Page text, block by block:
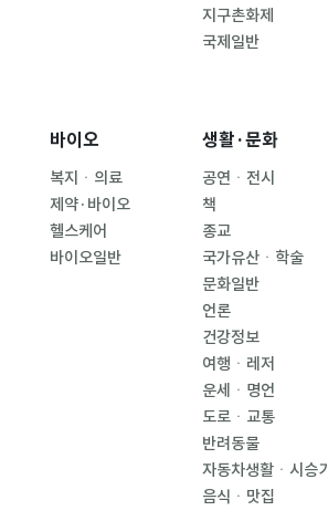
지구촌화제
국제일반
바이오
복지ㆍ의료
제약·바이오
헬스케어
바이오일반
생활·문화
공연ㆍ전시
책
종교
국가유산ㆍ학술
문화일반
언론
건강정보
여행ㆍ레저
운세ㆍ명언
도로ㆍ교통
반려동물
자동차생활ㆍ시승기
음식ㆍ맛집